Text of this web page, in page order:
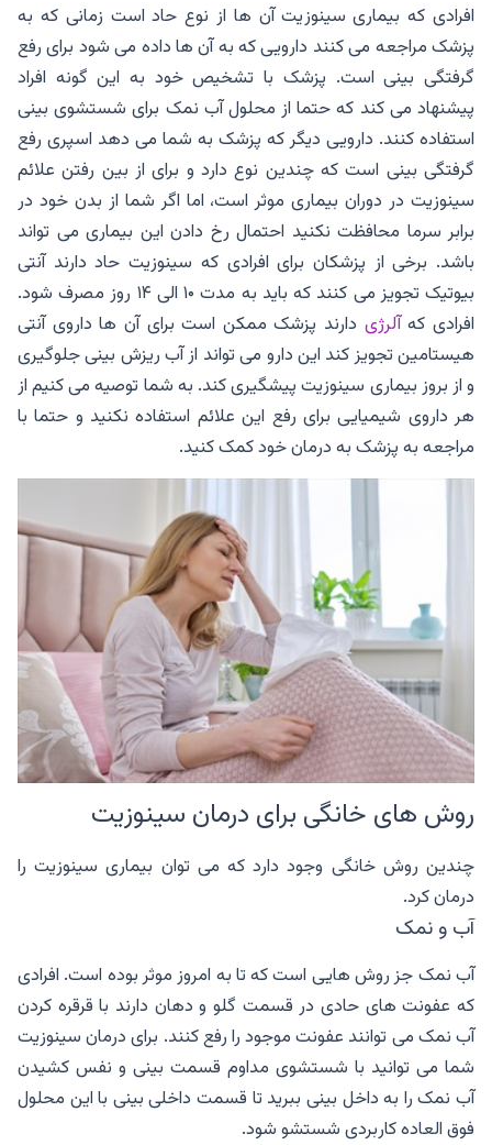
افرادی که بیماری سینوزیت آن ها از نوع حاد است زمانی که به
پزشک مراجعه می کنند دارویی که به آن ها داده می شود برای رفع
گرفتگی بینی است. پزشک با تشخیص خود به این گونه افراد
پیشنهاد می کند که حتما از محلول آب نمک برای شستشوی بینی
استفاده کنند. دارویی دیگر که پزشک به شما می دهد اسپری رفع
گرفتگی بینی است که چندین نوع دارد و برای از بین رفتن علائم
سینوزیت در دوران بیماری موثر است، اما اگر شما از بدن خود در
برابر سرما محافظت نکنید احتمال رخ دادن این بیماری می تواند
باشد. برخی از پزشکان برای افرادی که سینوزیت حاد دارند آنتی
بیوتیک تجویز می کنند که باید به مدت ۱۰ الی ۱۴ روز مصرف شود.
افرادی کهآلرژی دارند پزشک ممکن است برای آن ها داروی آنتی
هیستامین تجویز کند این دارو می تواند از آب ریزش بینی جلوگیری
و از بروز بیماری سینوزیت پیشگیری کند. به شما توصیه می کنیم از
هر داروی شیمیایی برای رفع این علائم استفاده نکنید و حتما با
مراجعه به پزشک به درمان خود کمک کنید.
روش های خانگی برای درمان سینوزیت
چندین روش خانگی وجود دارد که می توان بیماری سینوزیت را
درمان کرد.
آب و نمک
آب نمک جز روش هایی است که تا به امروز موثر بوده است. افرادی
که عفونت های حادی در قسمت گلو و دهان دارند با قرقره کردن
آب نمک می توانند عفونت موجود را رفع کنند. برای درمان سینوزیت
شما می توانید با شستشوی مداوم قسمت بینی و نفس کشیدن
آب نمک را به داخل بینی ببرید تا قسمت داخلی بینی با این محلول
فوق العاده کاربردی شستشو شود.